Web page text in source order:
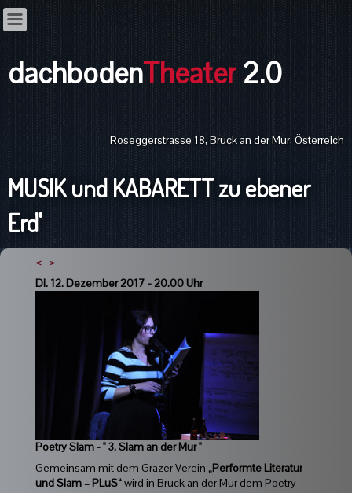
dachbodenTheater2.0
Roseggerstrasse 18, Bruck an der Mur, Österreich
MUSIK und KABARETT zu ebener
Erd'
< >
Di. 12. Dezember 2017 - 20.00 Uhr
Poetry Slam - " 3. Slam an der Mur "
Gemeinsam mit dem Grazer Verein „Performte Literatur
und Slam – PLuS“wird in Bruck an der Mur dem Poetry